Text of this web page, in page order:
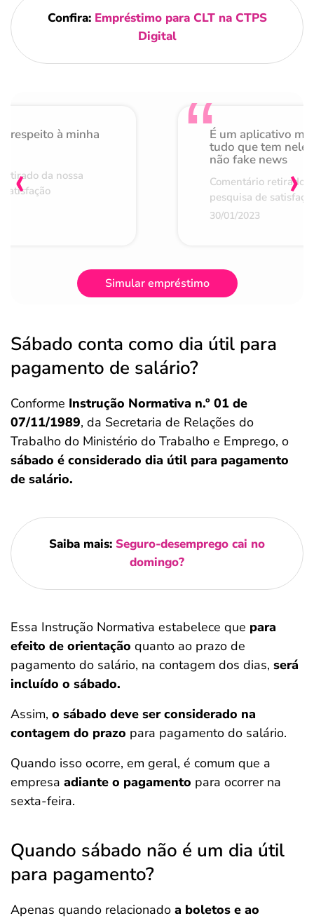
Confira: Empréstimo para CLT na CTPS
Digital
respeito à minha
da nossa
É um aplicativo
tudo que tem nele
não fake news
Comentário retirado
pesquisa de
30/01/2023
‹ ›
Simular empréstimo
Sábado conta como dia útil para
pagamento de salário?
Conforme Instrução Normativa n.º 01 de
07/11/1989, da Secretaria de Relações do
Trabalho do Ministério do Trabalho e Emprego, o
sábado é considerado dia útil para pagamento
de salário.
Saiba mais: Seguro-desemprego cai no
domingo?
Essa Instrução Normativa estabelece que para
efeito de orientação quanto ao prazo de
pagamento do salário, na contagem dos dias, será
incluído o sábado.
Assim, o sábado deve ser considerado na
contagem do prazo para pagamento do salário.
Quando isso ocorre, em geral, é comum que a
empresa adiante o pagamento para ocorrer na
sexta-feira.
Quando sábado não é um dia útil
para pagamento?
Apenas quando relacionado a boletos e ao